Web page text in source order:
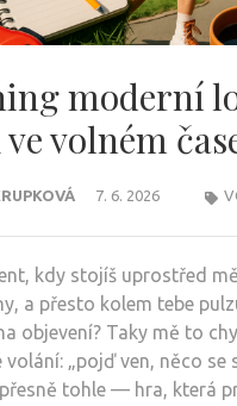
moderní
volném
7. 6. 2026
kdy stojíš uprostřed
a přesto kolem tebe
objevení? Taky mě to
„pojď ven, něco se
tohle — hra, která